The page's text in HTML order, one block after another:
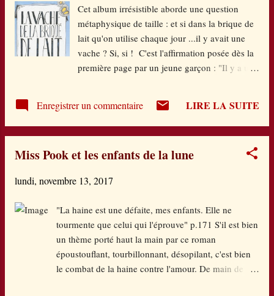
et c'est parti pour se préparer pour partir à l'école. Le
lecteur s'identifie donc immédiatement au quotidien
des petits Marsus qui, comme tous les écoliers du
monde, apprennent tout un tas de choses, vont à la
Cet album irrésistible aborde une question
métaphysique de taille : et si dans la brique de
lait qu'on utilise chaque jour ...il y avait une
vache ? Si, si ! C'est l'affirmation posée dès la
première page par un jeune garçon : "Il y a une
par moult arguments pour étayer son
affirmation de départ. Et franchement, on se dit
pratique, y compris écologique. Avec un
plus que convaincante, se frottant au réel avec
des illustrations rigolotes et fort à-propos. On
est là dans le regard de l'enfance, dans ce
qu'elle perçoit encore, dans son
questionnement, sur les objets du quotidien qui
font son quotidien. On lit cet album en forme
Enregistrer un commentaire LIRE LA SUITE
Miss Pook et les enfants de la lune
lundi, novembre 13, 2017
"La haine est une défaite, mes enfants. Elle ne
tourmente que celui qui l'éprouve" p.171 S'il est bien
un thème porté haut la main par ce roman
époustouflant, tourbillonnant, désopilant, c'est bien
le combat de la haine contre l'amour. De main de